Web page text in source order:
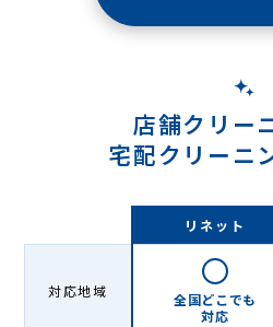
店舗クリー
宅配クリーニ
リネット
対応地域
全国どこでも
対応